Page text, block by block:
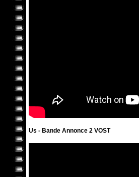
Us - Bande Annonce 2 VOST